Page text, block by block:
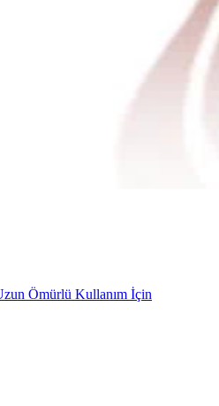
Ömürlü Kullanım İçin